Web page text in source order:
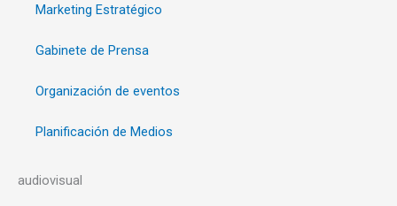
Marketing Estratégico
Gabinete de Prensa
Organización de eventos
Planificación de Medios
audiovisual